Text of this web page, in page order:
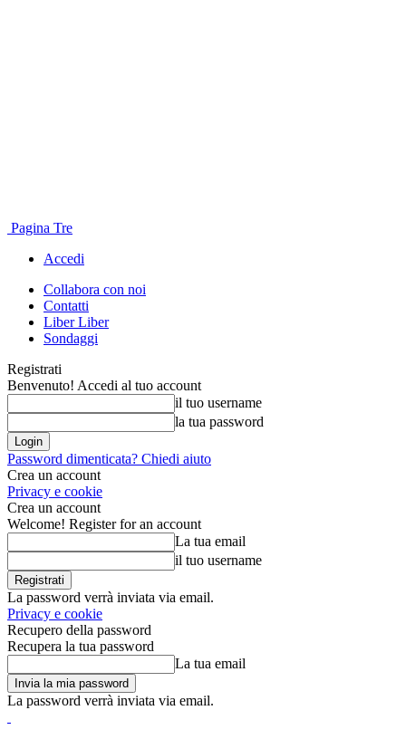
Pagina Tre
Accedi
Collabora con noi
Contatti
Liber Liber
Sondaggi
Registrati
Benvenuto! Accedi al tuo account
il tuo username
la tua password
Password dimenticata? Chiedi aiuto
Crea un account
Privacy e cookie
Crea un account
Welcome! Register for an account
La tua email
il tuo username
La password verrà inviata via email.
Privacy e cookie
Recupero della password
Recupera la tua password
La tua email
La password verrà inviata via email.